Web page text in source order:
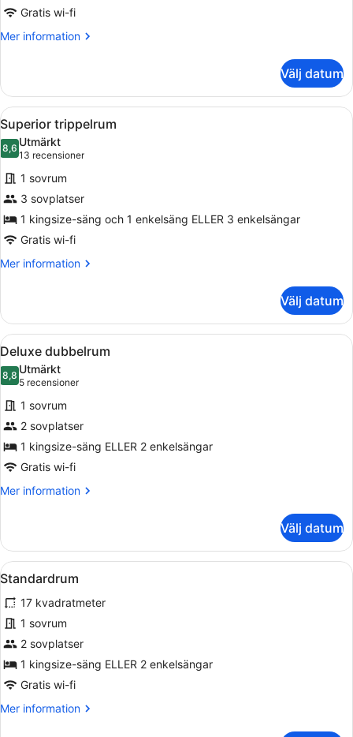
Gratis wi-fi
Mer information
Mer
dubbelrum
Välj datum
Öppna
alla
foton
för
Superior
trippelrum
Ett rum med två sängar, ett
24
Superior trippelrum
8,68,6 av 10
Utmärkt
13 recensioner
(13 recensioner)
1 sovrum
3 sovplatser
1 kingsize-säng och 1 enkelsäng ELLER 3 enkelsängar
Gratis wi-fi
Mer information
Mer
trippelrum
Välj datum
Öppna
alla
foton
för
Deluxe
dubbelrum
Ett hotellrum med två sängar, ett
34
Deluxe dubbelrum
8,88,8 av 10
Utmärkt
5 recensioner
(5 recensioner)
1 sovrum
2 sovplatser
1 kingsize-säng ELLER 2 enkelsängar
Gratis wi-fi
Mer information
Mer
dubbelrum
Välj datum
Öppna
alla
foton
för
Standardrum
Ett sovrum med en stor säng, en
14
Standardrum
17 kvadratmeter
1 sovrum
2 sovplatser
1 kingsize-säng ELLER 2 enkelsängar
Gratis wi-fi
Mer information
Mer